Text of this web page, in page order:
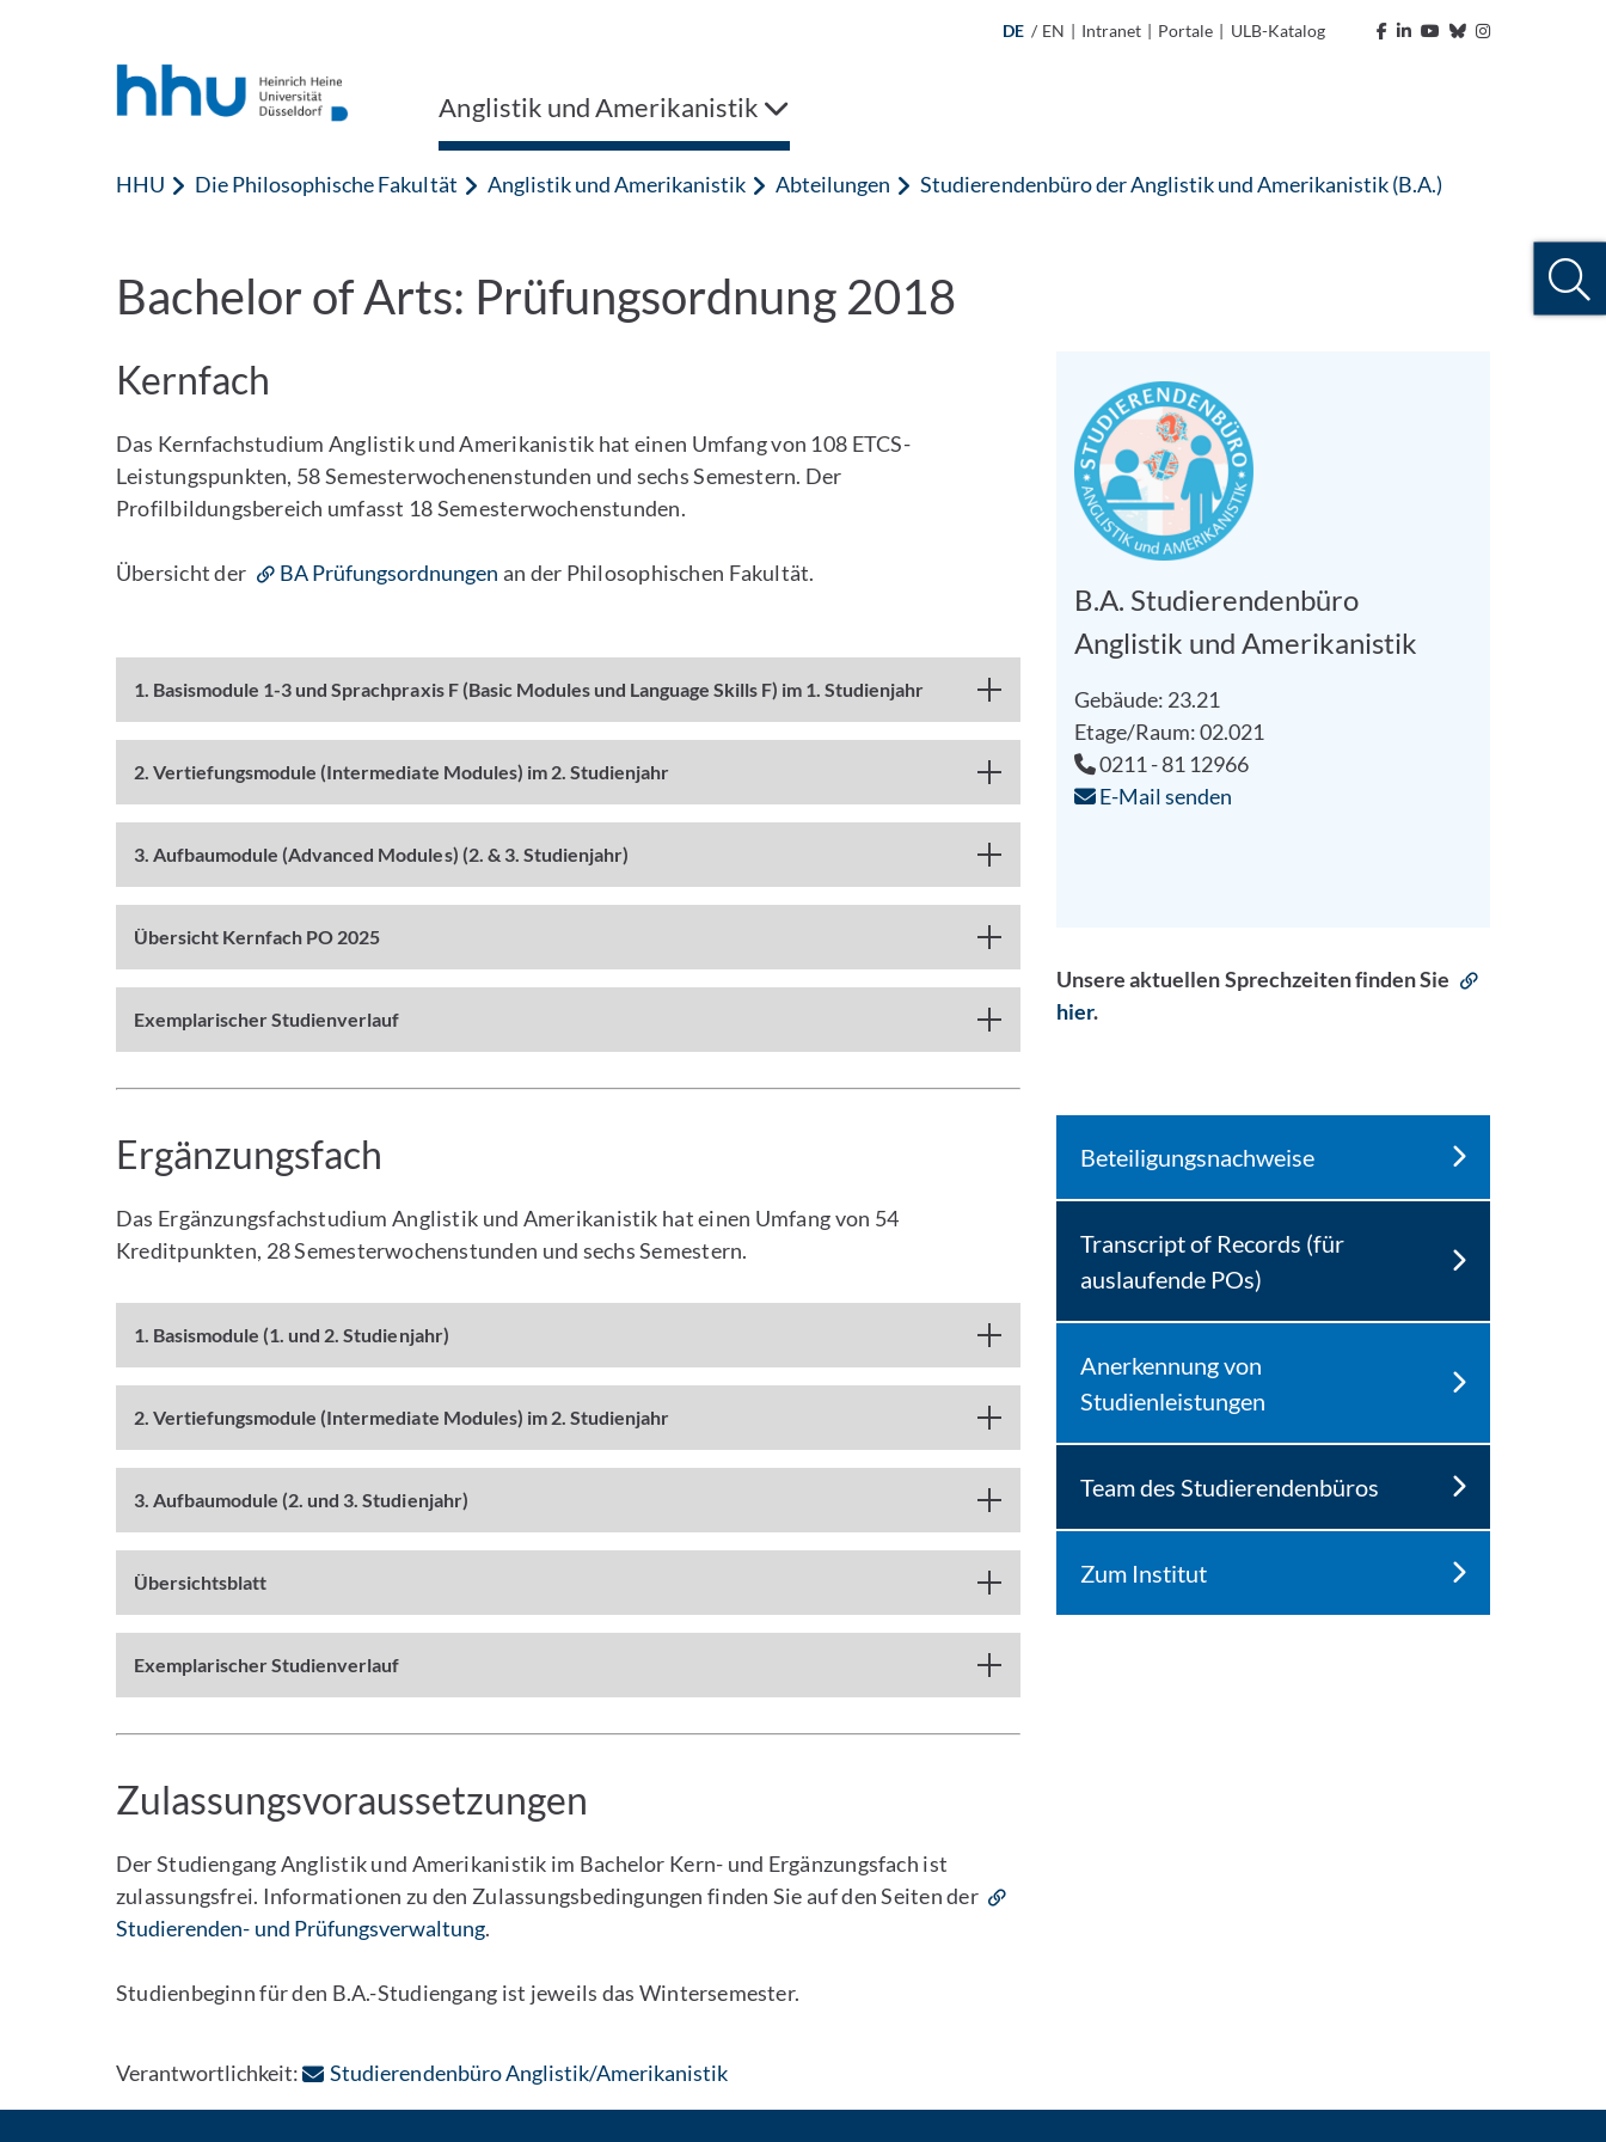
DE / EN | Intranet | Portale | ULB-Katalog
Anglistik und Amerikanistik
HHU Die Philosophische Fakultät Anglistik und Amerikanistik Abteilungen Studierendenbüro der Anglistik und Amerikanistik (B.A.)
Bachelor of Arts: Prüfungsordnung 2018
Kernfach
Das Kernfachstudium Anglistik und Amerikanistik hat einen Umfang von 108 ETCS-
Leistungspunkten, 58 Semesterwochenenstunden und sechs Semestern. Der
Profilbildungsbereich umfasst 18 Semesterwochenstunden.
Übersicht der BA Prüfungsordnungen an der Philosophischen Fakultät.
1. Basismodule 1-3 und Sprachpraxis F (Basic Modules und Language Skills F) im 1. Studienjahr
2. Vertiefungsmodule (Intermediate Modules) im 2. Studienjahr
3. Aufbaumodule (Advanced Modules) (2. & 3. Studienjahr)
Übersicht Kernfach PO 2025
Exemplarischer Studienverlauf
Ergänzungsfach
Das Ergänzungsfachstudium Anglistik und Amerikanistik hat einen Umfang von 54
Kreditpunkten, 28 Semesterwochenstunden und sechs Semestern.
1. Basismodule (1. und 2. Studienjahr)
2. Vertiefungsmodule (Intermediate Modules) im 2. Studienjahr
3. Aufbaumodule (2. und 3. Studienjahr)
Übersichtsblatt
Exemplarischer Studienverlauf
Zulassungsvoraussetzungen
Der Studiengang Anglistik und Amerikanistik im Bachelor Kern- und Ergänzungsfach ist
zulassungsfrei. Informationen zu den Zulassungsbedingungen finden Sie auf den Seiten der
Studierenden- und Prüfungsverwaltung.
Studienbeginn für den B.A.-Studiengang ist jeweils das Wintersemester.
B.A. Studierendenbüro
Anglistik und Amerikanistik
Gebäude: 23.21
Etage/Raum: 02.021
0211 - 81 12966
E-Mail senden
Unsere aktuellen Sprechzeiten finden Sie
hier.
Beteiligungsnachweise
Transcript of Records (für
auslaufende POs)
Anerkennung von
Studienleistungen
Team des Studierendenbüros
Zum Institut
Verantwortlichkeit: Studierendenbüro Anglistik/Amerikanistik: Per E-Mail kontaktieren